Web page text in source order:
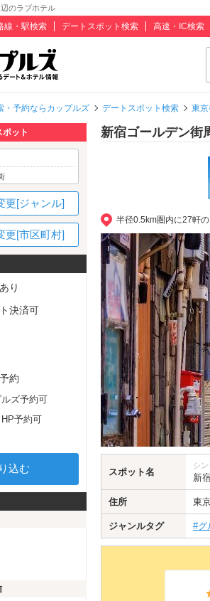
のラブホテル
線・駅検索 デートスポット検索 高速・IC検索
・予約ならカップルズ デートスポット検索 東
新宿ゴールデン街
半径0.5km圏内に27軒
スポット名
シ
新
住所 東
ジャンルタグ #グ
ット
更[ジャンル]
更[市区町村]
り
決済可
約
ズ予約可
予約可